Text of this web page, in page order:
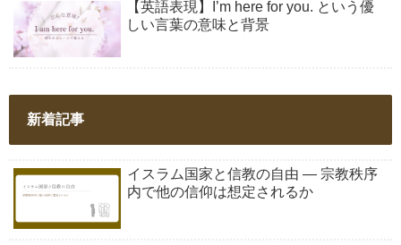
【英語表現】I’m here for you. という優
しい言葉の意味と背景
新着記事
イスラム国家と信教の自由 ― 宗教秩序
内で他の信仰は想定されるか